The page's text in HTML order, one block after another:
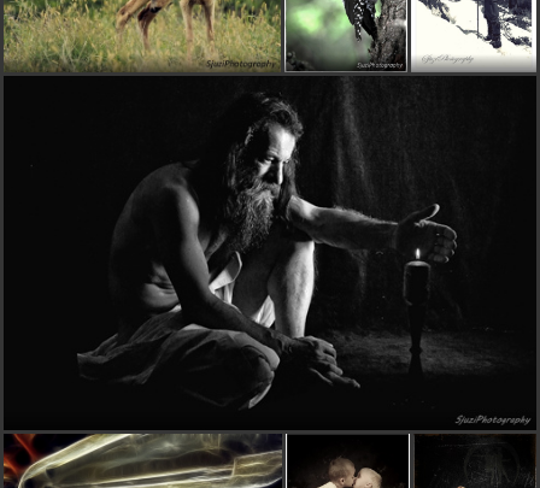
bogopred 15 rokmi
Ani som nezaregistroval, že si opäť tu, prepáč. Ale určite
to napravím, už teraz ťa určite hneď zbadám... keď už
pre nič iné, tak aspoň podľa obrovitánskeho podpisu...:-)))
No, ale pri tejto fotke si báječne využila osvetlenie scény,
baletka krásne vyskakuje z tmavého pozadia. Aj pózu si
trafila. Výborná práca, skutočne.
Sjuzi pred 15 rokmi
ďakujem pekne :)
Kalimeronypred 15 rokmi
anjelik z rozprávky ;-)
viktor1pred 15 rokmi
súhlas s nefotím, veľmi pekné
Sjuzipred 15 rokmi
ďakujem pekne :)